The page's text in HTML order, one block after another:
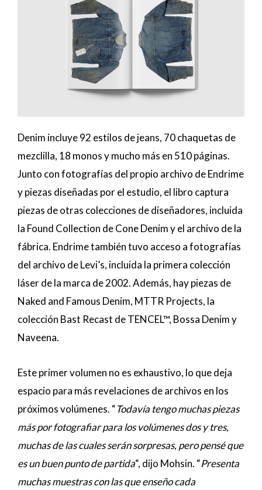
Denim incluye 92 estilos de jeans, 70 chaquetas de
mezclilla, 18 monos y mucho más en 510 páginas.
Junto con fotografías del propio archivo de Endrime
y piezas diseñadas por el estudio, el libro captura
piezas de otras colecciones de diseñadores, incluida
la Found Collection de Cone Denim y el archivo de la
fábrica. Endrime también tuvo acceso a fotografías
del archivo de Levi’s, incluida la primera colección
láser de la marca de 2002. Además, hay piezas de
Naked and Famous Denim, MTTR Projects, la
colección Bast Recast de TENCEL™, Bossa Denim y
Naveena.
Este primer volumen no es exhaustivo, lo que deja
espacio para más revelaciones de archivos en los
próximos volúmenes. “Todavía tengo muchas piezas
más por fotografiar para los volúmenes dos y tres,
muchas de las cuales serán sorpresas, pero pensé que
es un buen punto de partida“, dijo Mohsin. “Presenta
muchas muestras con las que enseño cada